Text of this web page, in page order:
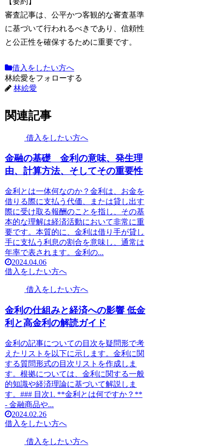
審査記事は、公平かつ客観的な審査基準
に基づいて行われるべきであり、信頼性
と公正性を確保するために重要です。
借入をしたい方へ
林絵愛をフォローする
林絵愛
関連記事
借入をしたい方へ
金融の基礎 金利の意味、発生理
由、計算方法、そしてその重要性
金利とは一体何なのか？金利は、お金を
借りる際に支払う代価、または貸し出す
際に受け取る報酬のことを指し、その基
本的な理解は経済活動において非常に重
要です。本質的に、金利は借り手が貸し
手に支払う利息の割合を意味し、通常は
年率で表されます。金利の...
2024.04.06
借入をしたい方へ
借入をしたい方へ
金利の仕組みと経済への影響 低金
利と高金利の解読ガイド
金利の記事についての目次を疑問形で考
えたリストを以下に示します。金利に関
する質問形式の目次リストを作成しま
す。根拠については、金利に関する一般
的知識や経済理論に基づいて解説しま
す。### 目次1. **金利とは何ですか？**
- 金融商品や...
2024.02.26
借入をしたい方へ
借入をしたい方へ